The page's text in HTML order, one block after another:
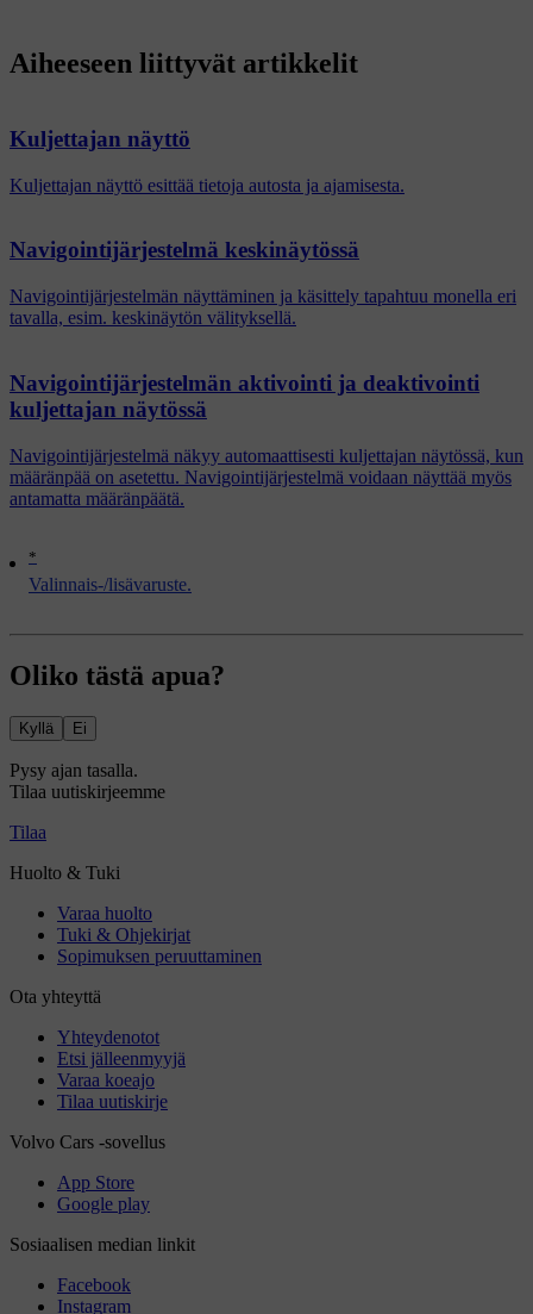
*
Valinnais-/lisävaruste.
Aiheeseen liittyvät artikkelit
Kuljettajan näyttö
Kuljettajan näyttö esittää tietoja autosta ja ajamisesta.
Navigointijärjestelmä keskinäytössä
Navigointijärjestelmän näyttäminen ja käsittely tapahtuu monella eri
tavalla, esim. keskinäytön välityksellä.
Navigointijärjestelmän aktivointi ja deaktivointi
kuljettajan näytössä
Navigointijärjestelmä näkyy automaattisesti kuljettajan näytössä, kun
määränpää on asetettu. Navigointijärjestelmä voidaan näyttää myös
antamatta määränpäätä.
Oliko tästä apua?
Kyllä Ei